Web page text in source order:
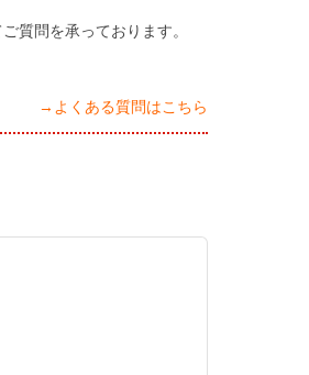
質問を承っております。
→よくある質問はこちら